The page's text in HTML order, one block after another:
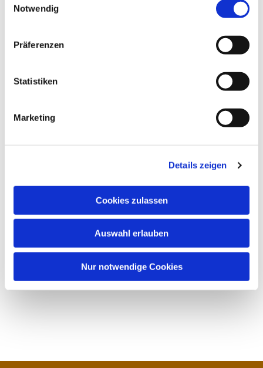
Notwendig
Präferenzen
Statistiken
Marketing
Details zeigen
Cookies zulassen
Auswahl erlauben
Nur notwendige Cookies